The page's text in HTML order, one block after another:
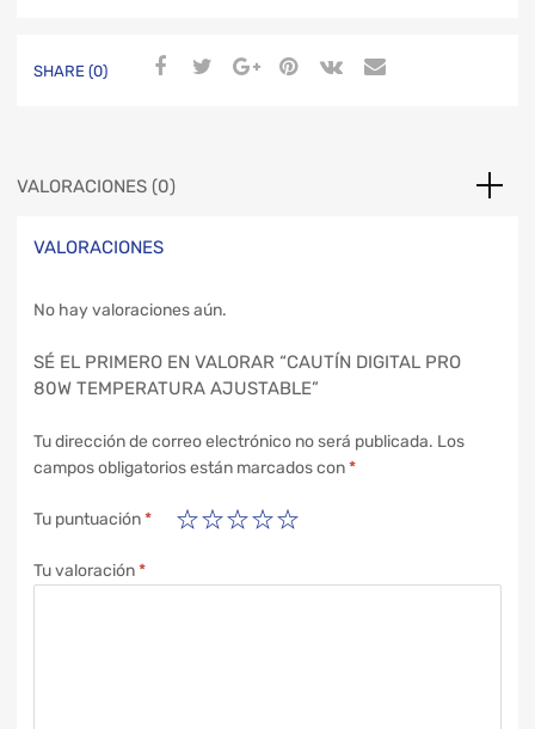
SHARE (0)
VALORACIONES (0)
VALORACIONES
No hay valoraciones aún.
SÉ EL PRIMERO EN VALORAR “CAUTÍN DIGITAL PRO
80W TEMPERATURA AJUSTABLE”
Tu dirección de correo electrónico no será publicada. Los
campos obligatorios están marcados con*
Tu puntuación*
Tu valoración*